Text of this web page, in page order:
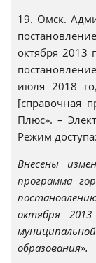
19. Омск.
октября 2013
июля 2018
[справочная
Плюс». –
Режим
Внесены
программа
октября
образования».